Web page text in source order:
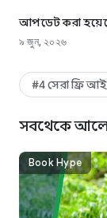
- জনপ্রিয় বই, ক্লাসিক,
- আপনার লাইব্রেরি
- যেকোনো সময়,
- অফলাইনে পড়ার জন্য
- আপনার পড়ার
- কিন্ডলে ই-বুক পাঠান
আপডেট করা
৯ জুন, ২০২৬
#4 সেরা ফ্রি
সবথেকে
Book Hype